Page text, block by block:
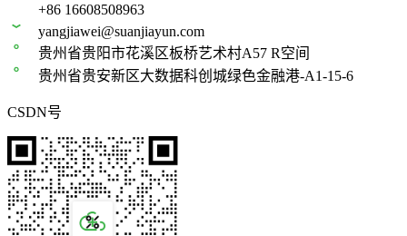
+86 16608508963
yangjiawei@suanjiayun.com
贵州省贵阳市花溪区板桥艺术村A57 R空间
贵州省贵安新区大数据科创城绿色金融港-A1-15-6
CSDN号